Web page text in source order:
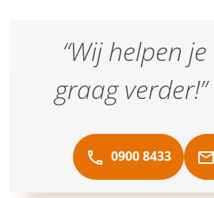
“Wij helpen je
graag verder!”
0900 8433